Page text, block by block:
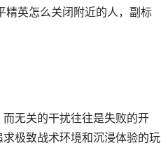
精英怎么关闭附近的人，副标
无关的干扰往往是失败的开
极致战术环境和沉浸体验的玩